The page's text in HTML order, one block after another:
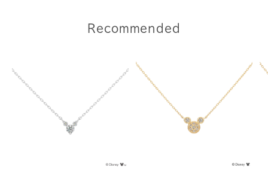
Recommended